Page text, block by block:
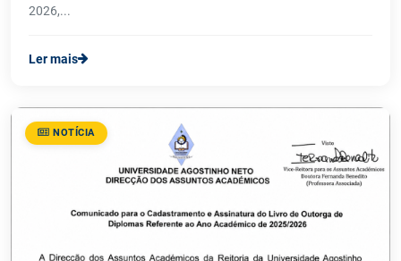
2026,...
Ler mais
NOTÍCIA